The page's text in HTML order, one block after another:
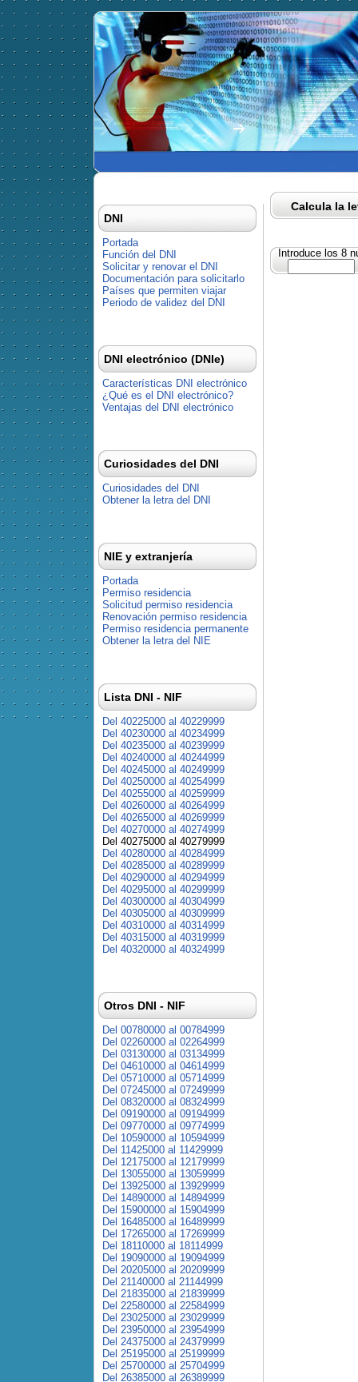
Calcula la
Introduce los 8
DNI
Portada
Función del DNI
Solicitar y renovar el DNI
Documentación para solicitarlo
Países que permiten viajar
Periodo de validez del DNI
DNI electrónico (DNIe)
Características DNI electrónico
¿Qué es el DNI electrónico?
Ventajas del DNI electrónico
Curiosidades del DNI
Curiosidades del DNI
Obtener la letra del DNI
NIE y extranjería
Portada
Permiso residencia
Solicitud permiso residencia
Renovación permiso residencia
Permiso residencia permanente
Obtener la letra del NIE
Lista DNI - NIF
Del 40225000 al 40229999
Del 40230000 al 40234999
Del 40235000 al 40239999
Del 40240000 al 40244999
Del 40245000 al 40249999
Del 40250000 al 40254999
Del 40255000 al 40259999
Del 40260000 al 40264999
Del 40265000 al 40269999
Del 40270000 al 40274999
Del 40275000 al 40279999
Del 40280000 al 40284999
Del 40285000 al 40289999
Del 40290000 al 40294999
Del 40295000 al 40299999
Del 40300000 al 40304999
Del 40305000 al 40309999
Del 40310000 al 40314999
Del 40315000 al 40319999
Del 40320000 al 40324999
Otros DNI - NIF
Del 00780000 al 00784999
Del 02260000 al 02264999
Del 03130000 al 03134999
Del 04610000 al 04614999
Del 05710000 al 05714999
Del 07245000 al 07249999
Del 08320000 al 08324999
Del 09190000 al 09194999
Del 09770000 al 09774999
Del 10590000 al 10594999
Del 11425000 al 11429999
Del 12175000 al 12179999
Del 13055000 al 13059999
Del 13925000 al 13929999
Del 14890000 al 14894999
Del 15900000 al 15904999
Del 16485000 al 16489999
Del 17265000 al 17269999
Del 18110000 al 18114999
Del 19090000 al 19094999
Del 20205000 al 20209999
Del 21140000 al 21144999
Del 21835000 al 21839999
Del 22580000 al 22584999
Del 23025000 al 23029999
Del 23950000 al 23954999
Del 24375000 al 24379999
Del 25195000 al 25199999
Del 25700000 al 25704999
Del 26385000 al 26389999